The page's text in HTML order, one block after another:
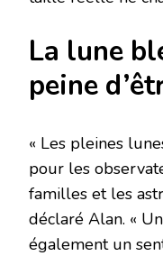
La lune
peine
« Les pleines
pour les
familles et les
déclaré Alan. «
également un